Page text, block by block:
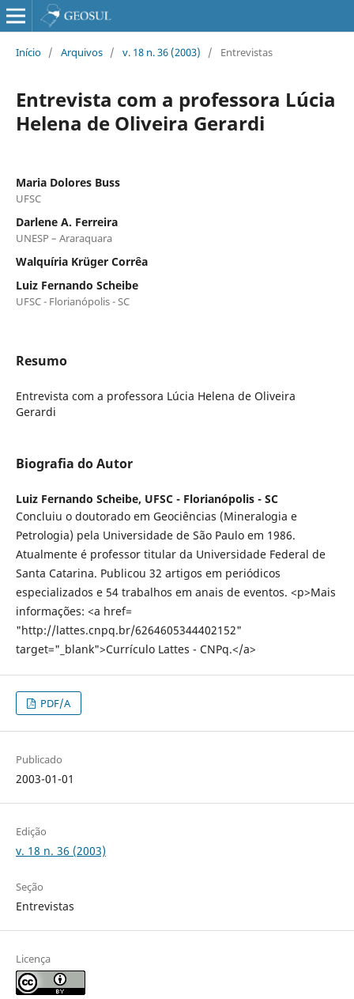
Início / Arquivos / v. 18 n. 36 (2003) / Entrevistas
Entrevista com a professora Lúcia
Helena de Oliveira Gerardi
Maria Dolores Buss
UFSC
Darlene A. Ferreira
UNESP – Araraquara
Walquíria Krüger Corrêa
Luiz Fernando Scheibe
UFSC - Florianópolis - SC
Resumo
Entrevista com a professora Lúcia Helena de Oliveira
Gerardi
Biografia do Autor
Luiz Fernando Scheibe, UFSC - Florianópolis - SC
Concluiu o doutorado em Geociências (Mineralogia e
Petrologia) pela Universidade de São Paulo em 1986.
Atualmente é professor titular da Universidade Federal de
Santa Catarina. Publicou 32 artigos em periódicos
especializados e 54 trabalhos em anais de eventos. <p>Mais
informações: <a href=
"http://lattes.cnpq.br/6264605344402152"
target="_blank">Currículo Lattes - CNPq.</a>
PDF/A
Publicado
2003-01-01
Edição
v. 18 n. 36 (2003)
Seção
Entrevistas
Licença